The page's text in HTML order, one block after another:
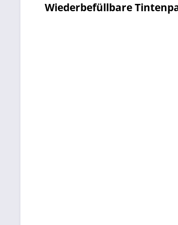
Wiederbefüllbare